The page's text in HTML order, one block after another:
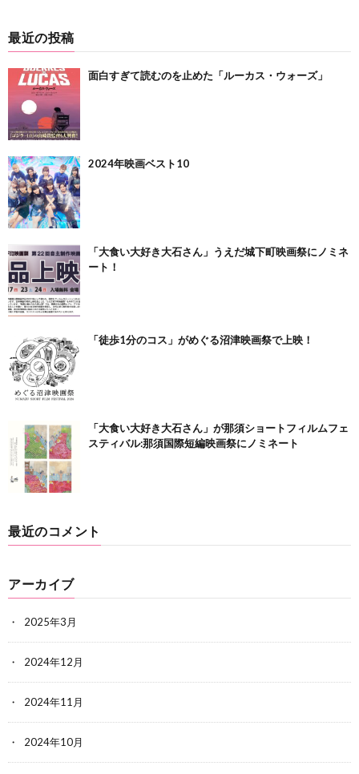
最近の投稿
面白すぎて読むのを止めた「ルーカス・ウォーズ」
2024年映画ベスト10
「大食い大好き大石さん」うえだ城下町映画祭にノミネ
ート！
「徒歩1分のコス」がめぐる沼津映画祭で上映！
「大食い大好き大石さん」が那須ショートフィルムフェ
スティバル:那須国際短編映画祭にノミネート
最近のコメント
アーカイブ
2025年3月
2024年12月
2024年11月
2024年10月